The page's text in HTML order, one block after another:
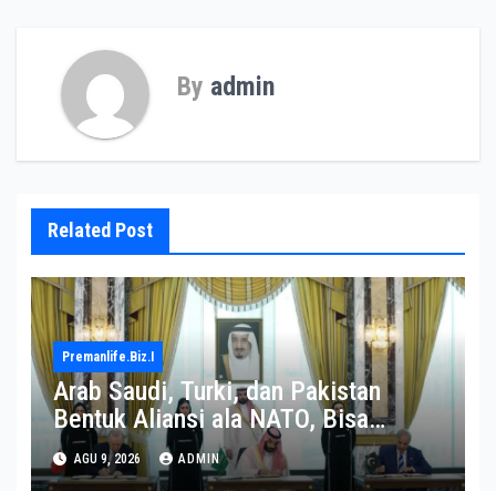
By admin
Related Post
Premanlife.biz.i
Arab Saudi, Turki, dan Pakistan
Bentuk Aliansi ala NATO, Bisa
Terseret dalam Perang Iran?
AGU 9, 2026 ADMIN